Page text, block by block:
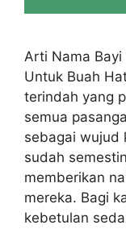
Arti Nama Bayi
Untuk Buah
terindah yang
semua
sebagai wujud
sudah
memberikan
mereka. Bagi
kebetulan